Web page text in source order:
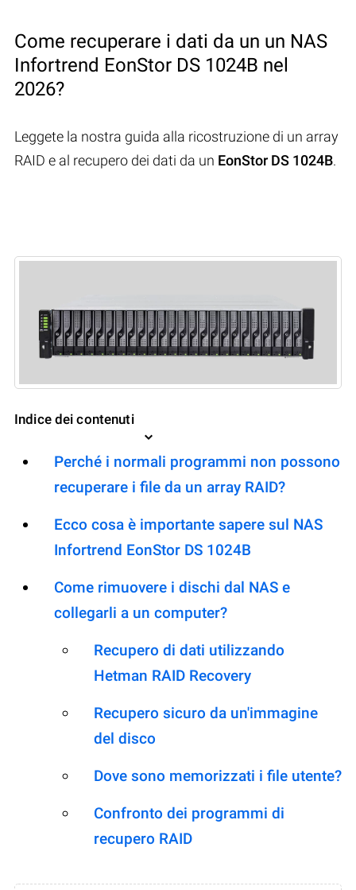
Come recuperare i dati da un un NAS
Infortrend EonStor DS 1024B nel
2026?
Leggete la nostra guida alla ricostruzione di un array
RAID e al recupero dei dati da un EonStor DS 1024B.
Indice dei contenuti
Perché i normali programmi non possono
recuperare i file da un array RAID?
Ecco cosa è importante sapere sul NAS
Infortrend EonStor DS 1024B
Come rimuovere i dischi dal NAS e
collegarli a un computer?
Recupero di dati utilizzando
Hetman RAID Recovery
Recupero sicuro da un'immagine
del disco
Dove sono memorizzati i file utente?
Confronto dei programmi di
recupero RAID